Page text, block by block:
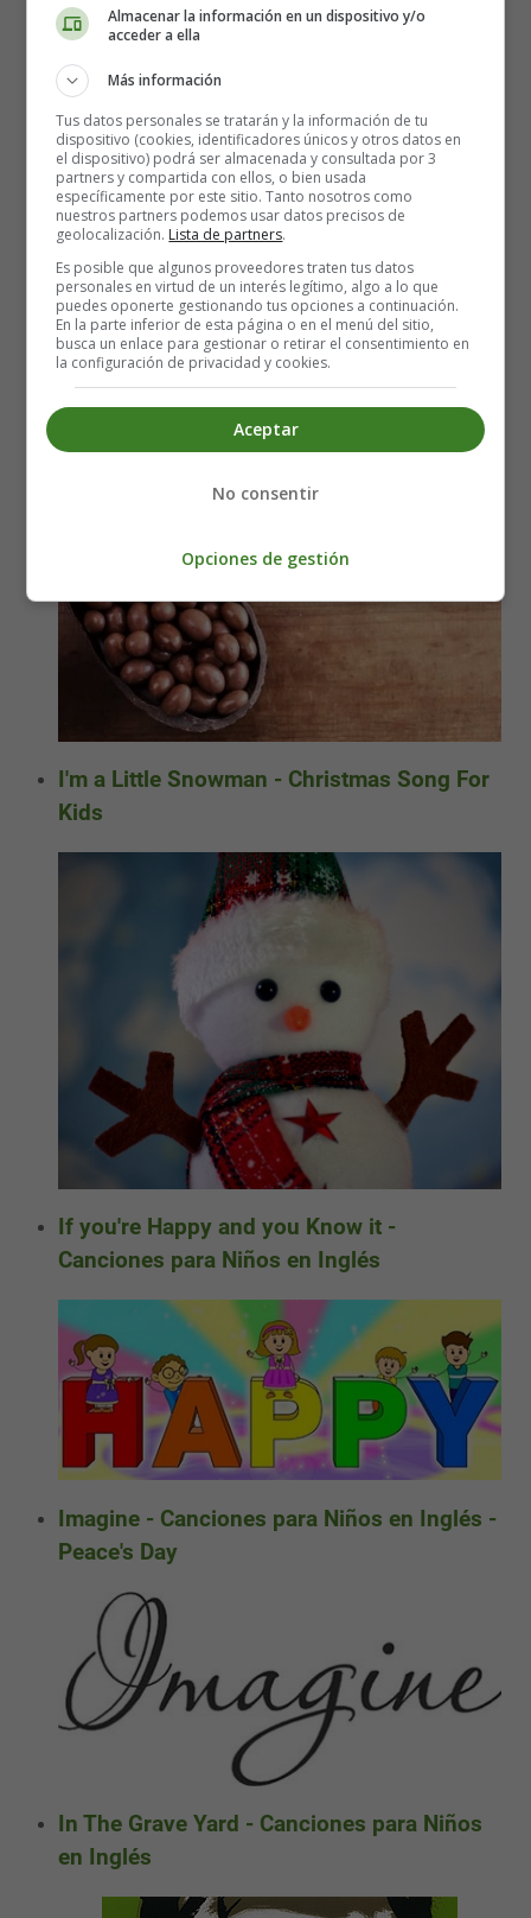
I Want Candy - Easter Songs for Kids
I'm a Little Snowman - Christmas Song For
Kids
If you're Happy and you Know it -
Canciones para Niños en Inglés
Imagine - Canciones para Niños en Inglés -
Peace's Day
In The Grave Yard - Canciones para Niños
en Inglés
Almacenar la información en un dispositivo y/o
acceder a ella
Más información
Tus datos personales se tratarán y la información de tu
dispositivo (cookies, identificadores únicos y otros datos en
el dispositivo) podrá ser almacenada y consultada por 3
partners y compartida con ellos, o bien usada
específicamente por este sitio. Tanto nosotros como
nuestros partners podemos usar datos precisos de
geolocalización. Lista de partners.
Es posible que algunos proveedores traten tus datos
personales en virtud de un interés legítimo, algo a lo que
puedes oponerte gestionando tus opciones a continuación.
En la parte inferior de esta página o en el menú del sitio,
busca un enlace para gestionar o retirar el consentimiento en
la configuración de privacidad y cookies.
Aceptar
No consentir
Opciones de gestión